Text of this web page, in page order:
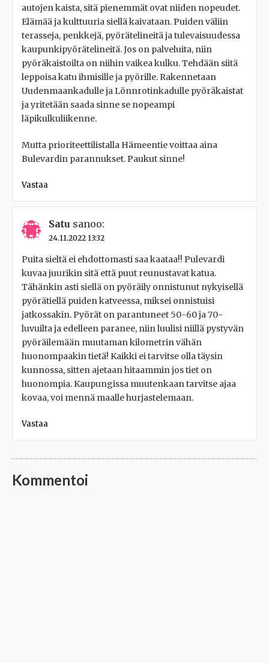
autojen kaista, sitä pienemmät ovat niiden nopeudet.
Elämää ja kulttuuria siellä kaivataan. Puiden väliin
terasseja, penkkejä, pyörätelineitä ja tulevaisuudessa
kaupunkipyörätelineitä. Jos on palveluita, niin
pyöräkaistoilta on niihin vaikea kulku. Tehdään siitä
leppoisa katu ihmisille ja pyörille. Rakennetaan
Uudenmaankadulle ja Lönnrotinkadulle pyöräkaistat
ja yritetään saada sinne se nopeampi
läpikulkuliikenne.
Mutta prioriteettilistalla Hämeentie voittaa aina
Bulevardin parannukset. Paukut sinne!
Vastaa
Satu sanoo:
24.11.2022 13:32
Puita sieltä ei ehdottomasti saa kaataa!! Pulevardi
kuvaa juurikin sitä että puut reunustavat katua.
Tähänkin asti siellä on pyöräily onnistunut nykyisellä
pyörätiellä puiden katveessa, miksei onnistuisi
jatkossakin. Pyörät on parantuneet 50-60 ja 70-
luvuilta ja edelleen paranee, niin luulisi niillä pystyvän
pyöräilemään muutaman kilometrin vähän
huonompaakin tietä! Kaikki ei tarvitse olla täysin
kunnossa, sitten ajetaan hitaammin jos tiet on
huonompia. Kaupungissa muutenkaan tarvitse ajaa
kovaa, voi mennä maalle hurjastelemaan.
Vastaa
Kommentoi